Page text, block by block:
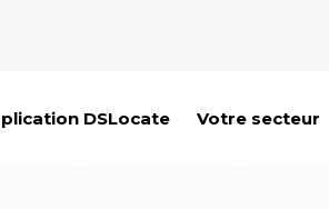
DSLocate Votre secteur